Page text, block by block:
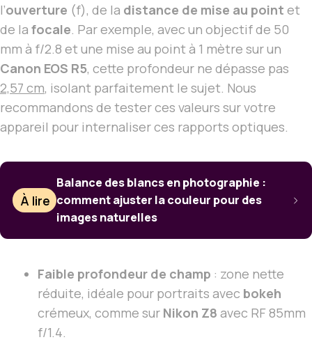
l’ouverture (f), de la distance de mise au point et
de la focale. Par exemple, avec un objectif de 50
mm à f/2.8 et une mise au point à 1 mètre sur un
Canon EOS R5, cette profondeur ne dépasse pas
2,57 cm, isolant parfaitement le sujet. Nous
recommandons de tester ces valeurs sur votre
appareil pour internaliser ces rapports optiques.
À lire
Balance des blancs en photographie :
comment ajuster la couleur pour des
images naturelles
Faible profondeur de champ : zone nette
réduite, idéale pour portraits avec bokeh
crémeux, comme sur Nikon Z8 avec RF 85mm
f/1.4.